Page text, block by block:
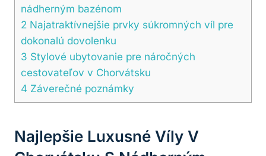
nádherným bazénom
2 Najatraktívnejšie prvky súkromných víl pre
dokonalú dovolenku
3 Stylové ubytovanie pre náročných
cestovateľov v Chorvátsku
4 Záverečné poznámky
Najlepšie Luxusné Víly V